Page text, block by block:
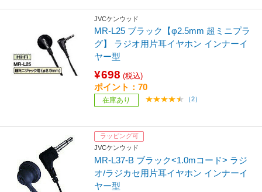
JVCケンウッド
MR-L25 ブラック【φ2.5mm 超ミニプラ
グ】 ラジオ用片耳イヤホン インナーイ
ヤー型
¥698 (税込)
ポイント：70
在庫あり （2）
ラッピング可
JVCケンウッド
MR-L37-B ブラック<1.0mコード> ラジ
オ/ラジカセ用片耳イヤホン インナーイ
ヤー型